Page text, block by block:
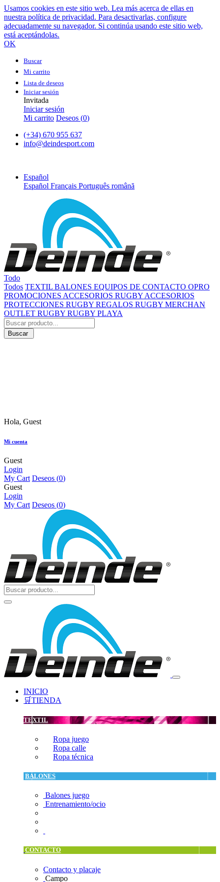
Usamos cookies en este sitio web. Lea más acerca de ellas en
nuestra política de privacidad. Para desactivarlas, configure
adecuadamente su navegador. Si continúa usando este sitio web,
está aceptándolas.
OK
Buscar
Mi carrito
Lista de deseos
Iniciar sesión
Invitada
Iniciar sesión
Mi carrito Deseos (0)
(+34) 670 955 637
info@deindesport.com
Español
Español Français Português română
Todo
Todos TEXTIL BALONES EQUIPOS DE CONTACTO OPRO
PROMOCIONES ACCESORIOS RUGBY ACCESORIOS
PROTECCIONES RUGBY REGALOS RUGBY MERCHAN
OUTLET RUGBY RUGBY PLAYA
Buscar
Hola, Guest
Mi cuenta
Guest
Login
My Cart Deseos (0)
Guest
Login
My Cart Deseos (0)
INICIO
🛒TIENDA
TEXTIL
Ropa juego
Ropa calle
Ropa técnica
BALONES
Balones juego
Entrenamiento/ocio
CONTACTO
Contacto y placaje
Campo